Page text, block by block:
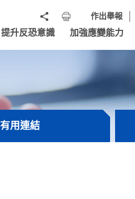
作出舉報
提升反恐意識 加強應變能力
有用連結